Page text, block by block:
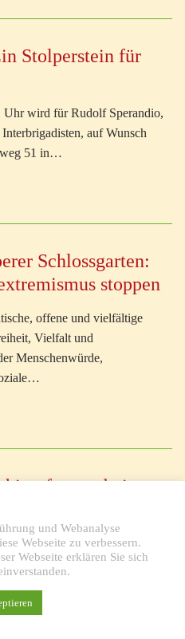
Stolperstein für
Uhr wird für Rudolf Sperandio,
auf Wunsch
51 in…
Schlossgarten:
stoppen
offene und vielfältige
Vielfalt und
Menschenwürde,
bei
in Pforzheim
Stuttgart-Ost) bekundet
Stolperstein-Initiative mit den
und Webanalyse
Webseite zu verbessern.
Webseite erklären Sie sich